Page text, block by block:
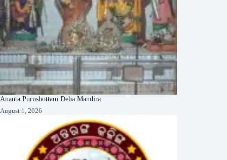
Ananta Purushottam Deba Mandira
August 1, 2026